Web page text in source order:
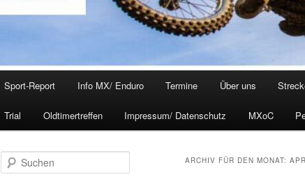
Sport-Report Info MX/ Enduro Termine Über uns
Trial Oldtimertreffen Impressum/ Datenschutz MXoC
ARCHIV FÜR DEN MONAT:
u